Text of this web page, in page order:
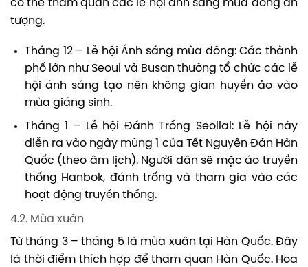
có thể tham quan các lễ hội ánh sáng mùa đông ấn
tượng.
Tháng 12 – Lễ hội Ánh sáng mùa đông: Các thành
phố lớn như Seoul và Busan thường tổ chức các lễ
hội ánh sáng tạo nên không gian huyền ảo vào
mùa giáng sinh.
Tháng 1 – Lễ hội Đánh Trống Seollal: Lễ hội này
diễn ra vào ngày mùng 1 của Tết Nguyên Đán Hàn
Quốc (theo âm lịch). Người dân sẽ mặc áo truyền
thống Hanbok, đánh trống và tham gia vào các
hoạt động truyền thống.
4.2. Mùa xuân
Từ tháng 3 – tháng 5 là mùa xuân tại Hàn Quốc. Đây
là thời điểm thích hợp để tham quan Hàn Quốc. Hoa